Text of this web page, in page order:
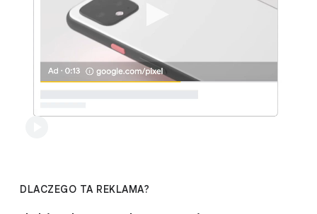
DLACZEGO TA REKLAMA?